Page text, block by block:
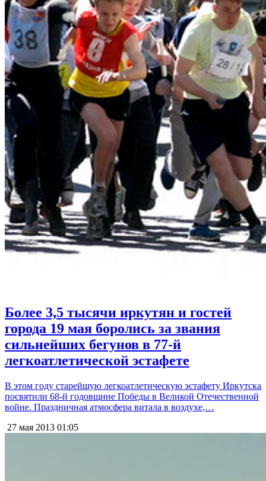
Более 3,5 тысячи иркутян и гостей
города 19 мая боролись за звания
сильнейших бегунов в 77-й
легкоатлетической эстафете
В этом году старейшую легкоатлетическую эстафету Иркутска
посвятили 68-й годовщине Победы в Великой Отечественной
войне. Праздничная атмосфера витала в воздухе,…
27 мая 2013 01:05